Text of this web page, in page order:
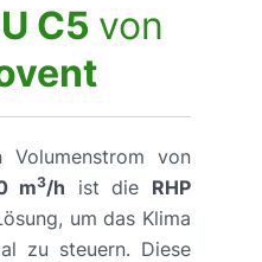
C5 von
Volumenstrom von
m3/h ist die RHP
um das Klima
zu steuern. Diese